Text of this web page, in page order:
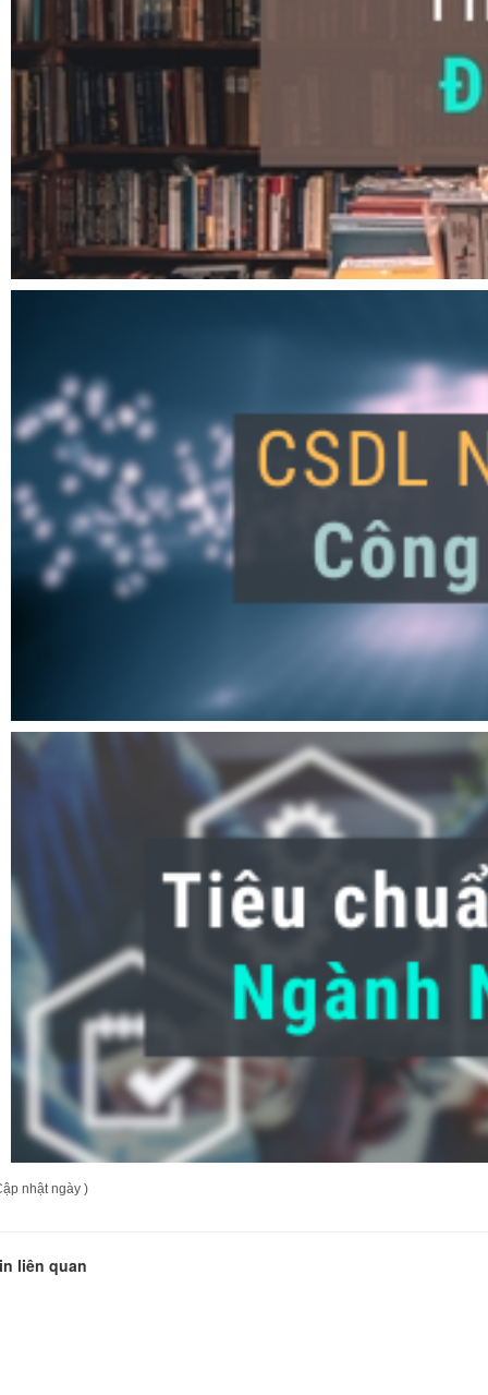
nhật ngày )
liên quan